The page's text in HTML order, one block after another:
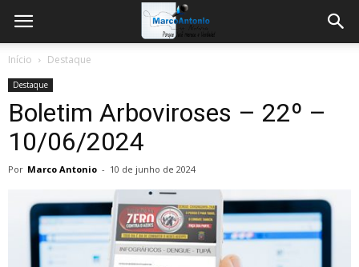
Início Destaque
Destaque
Boletim Arboviroses – 22º –
10/06/2024
Por Marco Antonio - 10 de junho de 2024